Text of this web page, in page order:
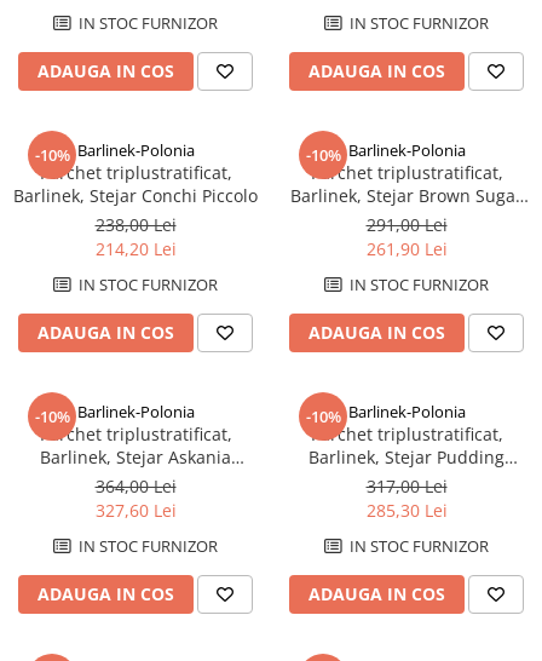
Cadite de dus
Mobilier baie
Dulapuri baza si blaturi lavoar
Dulapuri cu oglinda
Oglinzi baie, oglinzi cosmetice si
corpuri de iluminat
Accesorii baie
Savoniere
Suport hartie igienica
Perii WC
Dozator sapun
Etajere baie
Cuiere si suporti prosop
Cosuri de gunoi
Sifoane, racorduri si ventile
Accesorii diverse
IN STOC FURNIZOR
ADAUGA IN COS
IN STOC FURNIZOR
ADAUGA IN COS
-10% Barlinek-Polonia
Parchet triplustratificat,
Barlinek, Stejar Conchi Piccolo
238,00 Lei
214,20 Lei
IN STOC FURNIZOR
ADAUGA IN COS
-10% Barlinek-Polonia
Parchet triplustratificat,
Barlinek, Stejar Brown Sugar
Herringbone 130
291,00 Lei
261,90 Lei
IN STOC FURNIZOR
ADAUGA IN COS
-10% Barlinek-Polonia
Parchet triplustratificat,
Barlinek, Stejar Askania
Grande
364,00 Lei
327,60 Lei
IN STOC FURNIZOR
ADAUGA IN COS
-10% Barlinek-Polonia
Parchet triplustratificat,
Barlinek, Stejar Pudding
Grande,finisaj lac mat
317,00 Lei
285,30 Lei
IN STOC FURNIZOR
ADAUGA IN COS